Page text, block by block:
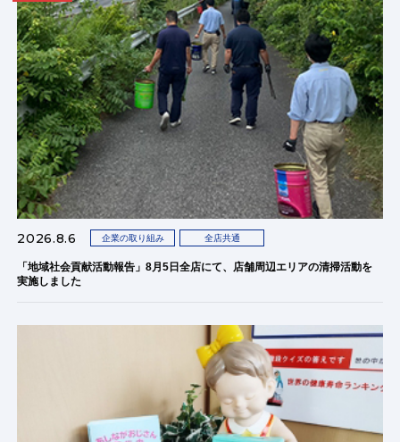
2026.8.6 企業の取り組み 全店共通
「地域社会貢献活動報告」8月5日全店にて、店舗周辺エリアの清掃活動を
実施しました